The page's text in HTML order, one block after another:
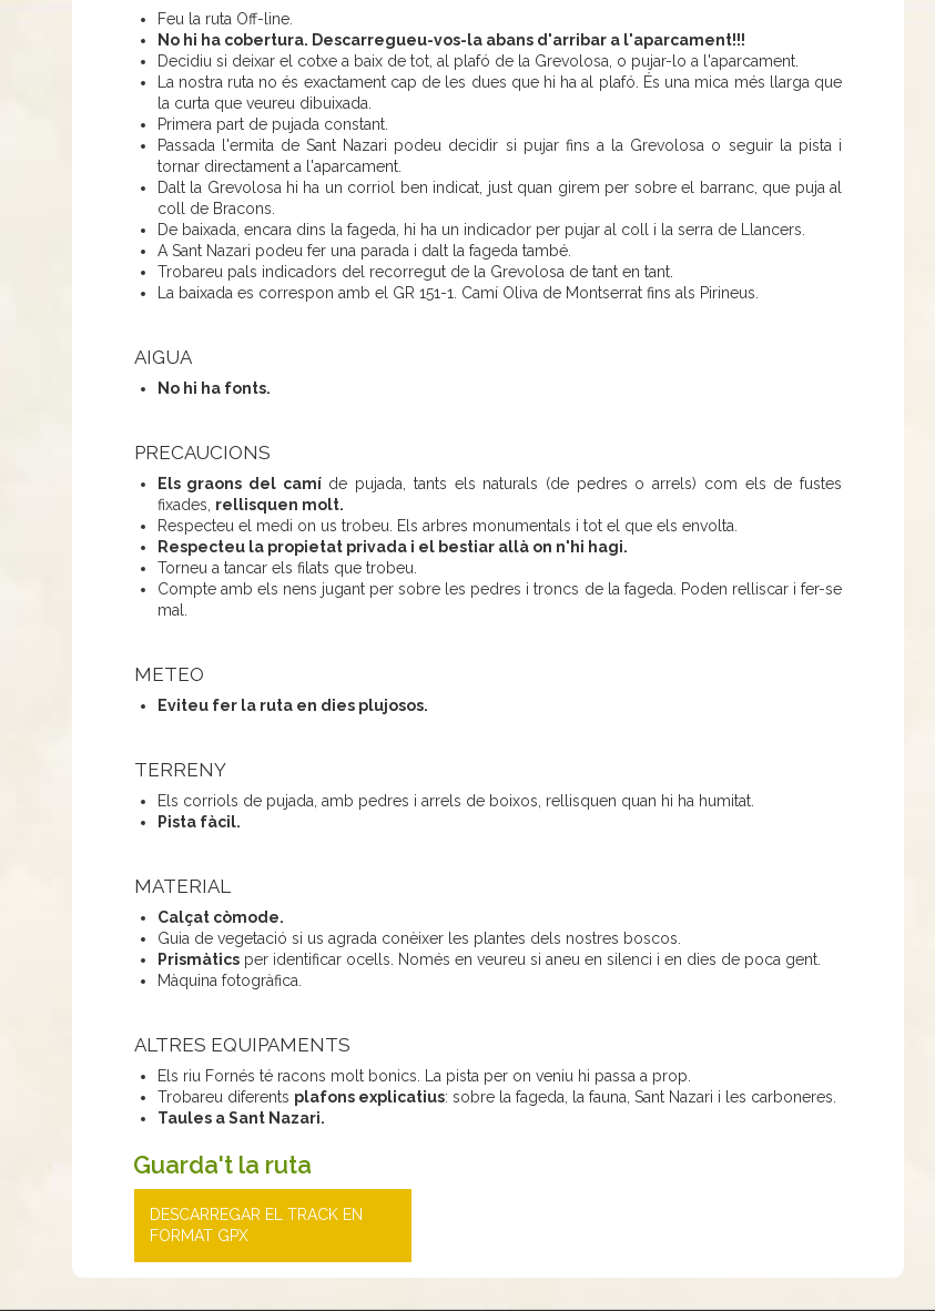
Feu la ruta Off-line.
No hi ha cobertura. Descarregueu-vos-la abans d'arribar a l'aparcament!!!
Decidiu si deixar el cotxe a baix de tot, al plafó de la Grevolosa, o pujar-lo a l'aparcament.
La nostra ruta no és exactament cap de les dues que hi ha al plafó. És una mica més llarga que
la curta que veureu dibuixada.
Primera part de pujada constant.
Passada l'ermita de Sant Nazari podeu decidir si pujar fins a la Grevolosa o seguir la pista i
tornar directament a l'aparcament.
Dalt la Grevolosa hi ha un corriol ben indicat, just quan girem per sobre el barranc, que puja al
coll de Bracons.
De baixada, encara dins la fageda, hi ha un indicador per pujar al coll i la serra de Llancers.
A Sant Nazari podeu fer una parada i dalt la fageda també.
Trobareu pals indicadors del recorregut de la Grevolosa de tant en tant.
La baixada es correspon amb el GR 151-1. Camí Oliva de Montserrat fins als Pirineus.
AIGUA
No hi ha fonts.
PRECAUCIONS
Els graons del camíde pujada, tants els naturals (de pedres o arrels) com els de fustes
fixades, rellisquen molt.
Respecteu el medi on us trobeu. Els arbres monumentals i tot el que els envolta.
Respecteu la propietat privada i el bestiar allà on n'hi hagi.
Torneu a tancar els filats que trobeu.
Compte amb els nens jugant per sobre les pedres i troncs de la fageda. Poden relliscar i fer-se
mal.
METEO
Eviteu fer la ruta en dies plujosos.
TERRENY
Els corriols de pujada, amb pedres i arrels de boixos, rellisquen quan hi ha humitat.
Pista fàcil.
MATERIAL
Calçat còmode.
Guia de vegetació si us agrada conèixer les plantes dels nostres boscos.
Prismàticsper identificar ocells. Només en veureu si aneu en silenci i en dies de poca gent.
Màquina fotogràfica.
ALTRES EQUIPAMENTS
Els riu Fornés té racons molt bonics. La pista per on veniu hi passa a prop.
Trobareu diferents plafons explicatius: sobre la fageda, la fauna, Sant Nazari i les carboneres.
Taules a Sant Nazari.
Guarda't la ruta
DESCARREGAR EL TRACK EN
FORMAT GPX